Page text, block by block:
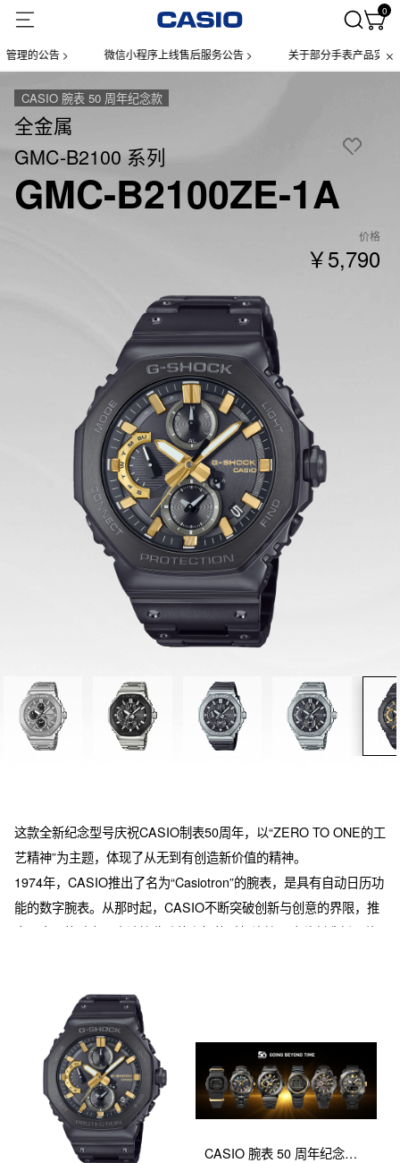
0
公告 > 微信小程序上线售后服务公告 > 关于部分手表产品实施【一
CASIO 腕表 50 周年纪念款
全金属
GMC-B2100 系列
GMC-B2100ZE-1A
价格
￥5,790
这款全新纪念型号庆祝CASIO制表50周年，以“ZERO TO ONE的工
艺精神”为主题，体现了从无到有创造新价值的精神。
1974年，CASIO推出了名为“Casiotron”的腕表，是具有自动日历功
能的数字腕表。从那时起，CASIO不断突破创新与创意的界限，推
出了太阳能动力、电波接收功能和智能手机连接。这种创造新价值
新价值的创造。
独特的“新光的起源”配色方案
黑金配色体现了CASIO“ZERO TO ONE”的精神，代表从无到有的
创造能力，仿佛在黑暗中闪烁的光芒。黑色离子镀层表带上的一节
金色链节激光刻有“50周年纪念”的字样。
CASIO 腕表 50 周年纪念款（从左至右）：BGD-S565ZE-1、OCW-SG1000ZE-1A、GMC-B2100ZE-1A、TRN-50ZE-1A、EFS-S640ZE-1A、PRW-6900ZE-1